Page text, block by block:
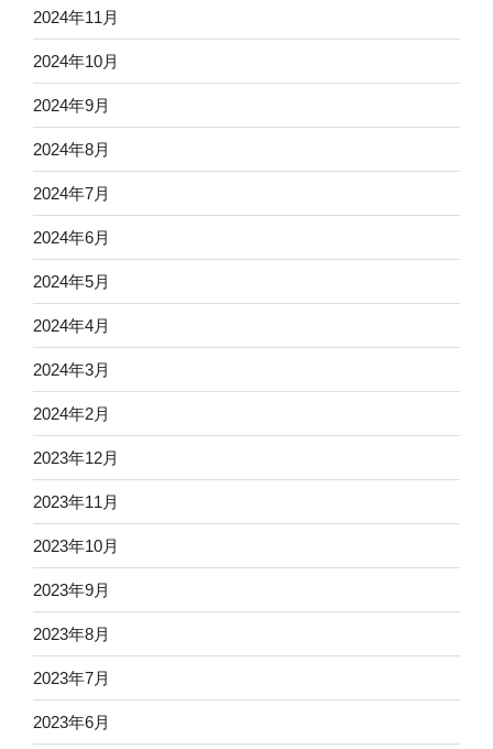
2024年11月
2024年10月
2024年9月
2024年8月
2024年7月
2024年6月
2024年5月
2024年4月
2024年3月
2024年2月
2023年12月
2023年11月
2023年10月
2023年9月
2023年8月
2023年7月
2023年6月